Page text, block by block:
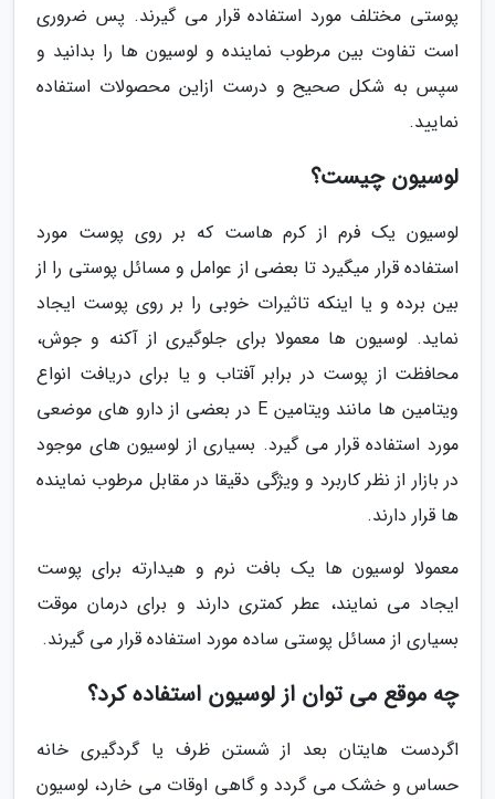
پوستی مختلف مورد استفاده قرار می گیرند. پس ضروری
است تفاوت بین مرطوب نماینده و لوسیون ها را بدانید و
سپس به شکل صحیح و درست ازاین محصولات استفاده
نمایید.
لوسیون چیست؟
لوسیون یک فرم از کرم هاست که بر روی پوست مورد
استفاده قرار میگیرد تا بعضی از عوامل و مسائل پوستی را از
بین برده و یا اینکه تاثیرات خوبی را بر روی پوست ایجاد
نماید. لوسیون ها معمولا برای جلوگیری از آکنه و جوش،
محافظت از پوست در برابر آفتاب و یا برای دریافت انواع
ویتامین ها مانند ویتامین E در بعضی از دارو های موضعی
مورد استفاده قرار می گیرد. بسیاری از لوسیون های موجود
در بازار از نظر کاربرد و ویژگی دقیقا در مقابل مرطوب نماینده
ها قرار دارند.
معمولا لوسیون ها یک بافت نرم و هیدارته برای پوست
ایجاد می نمایند، عطر کمتری دارند و برای درمان موقت
بسیاری از مسائل پوستی ساده مورد استفاده قرار می گیرند.
چه موقع می توان از لوسیون استفاده کرد؟
اگردست هایتان بعد از شستن ظرف یا گردگیری خانه
حساس و خشک می گردد و گاهی اوقات می خارد، لوسیون